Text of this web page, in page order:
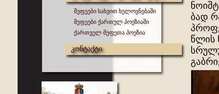
მეფეები სახვით ხელოვნებაში
მეფეები ქართულ პოეზიაში
ქართველ მეფეთა პოეზია
კონტაქტი
ბად
წლის